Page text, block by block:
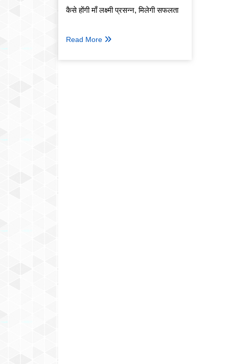
कैसे होंगी माँ लक्ष्मी प्रसन्न, मिलेगी सफलता
Read More